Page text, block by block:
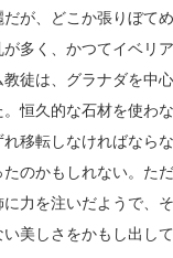
が、どこか張りぼて
多く、かつてイベリ
徒は、グラナダを中
恒久的な石材を使わ
移転しなければなら
のかもしれない。た
力を注いだようで、
美しさをかもし出し